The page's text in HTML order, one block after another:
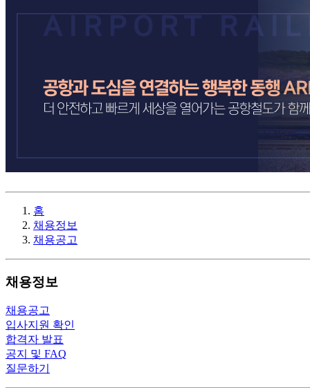
홈
채용정보
채용공고
채용정보
채용공고
입사지원 확인
합격자 발표
공지 및 FAQ
질문하기